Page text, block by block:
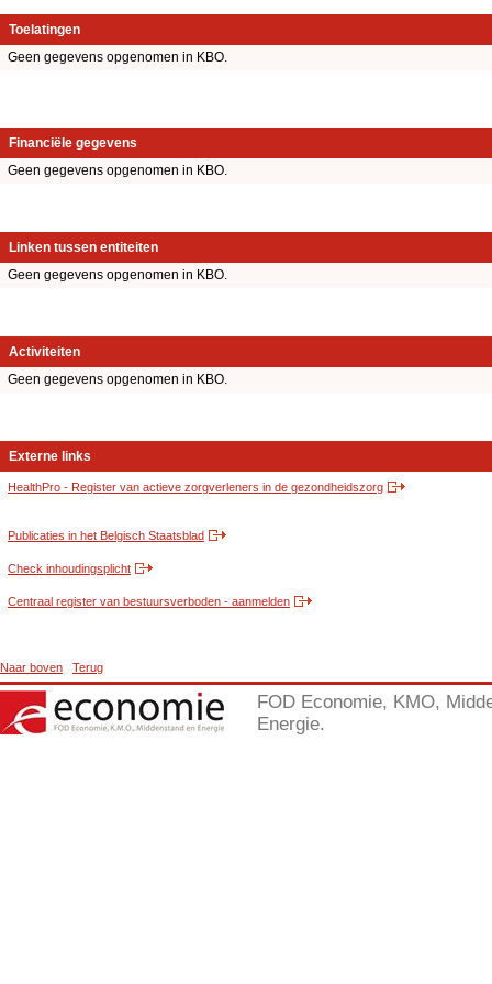
Toelatingen
Geen gegevens opgenomen in KBO.
Financiële gegevens
Geen gegevens opgenomen in KBO.
Linken tussen entiteiten
Geen gegevens opgenomen in KBO.
Activiteiten
Geen gegevens opgenomen in KBO.
Externe links
HealthPro - Register van actieve zorgverleners in de gezondheidszorg
Publicaties in het Belgisch Staatsblad
Check inhoudingsplicht
Centraal register van bestuursverboden - aanmelden
Naar boven Terug
FOD Economie, KMO,
Energie.